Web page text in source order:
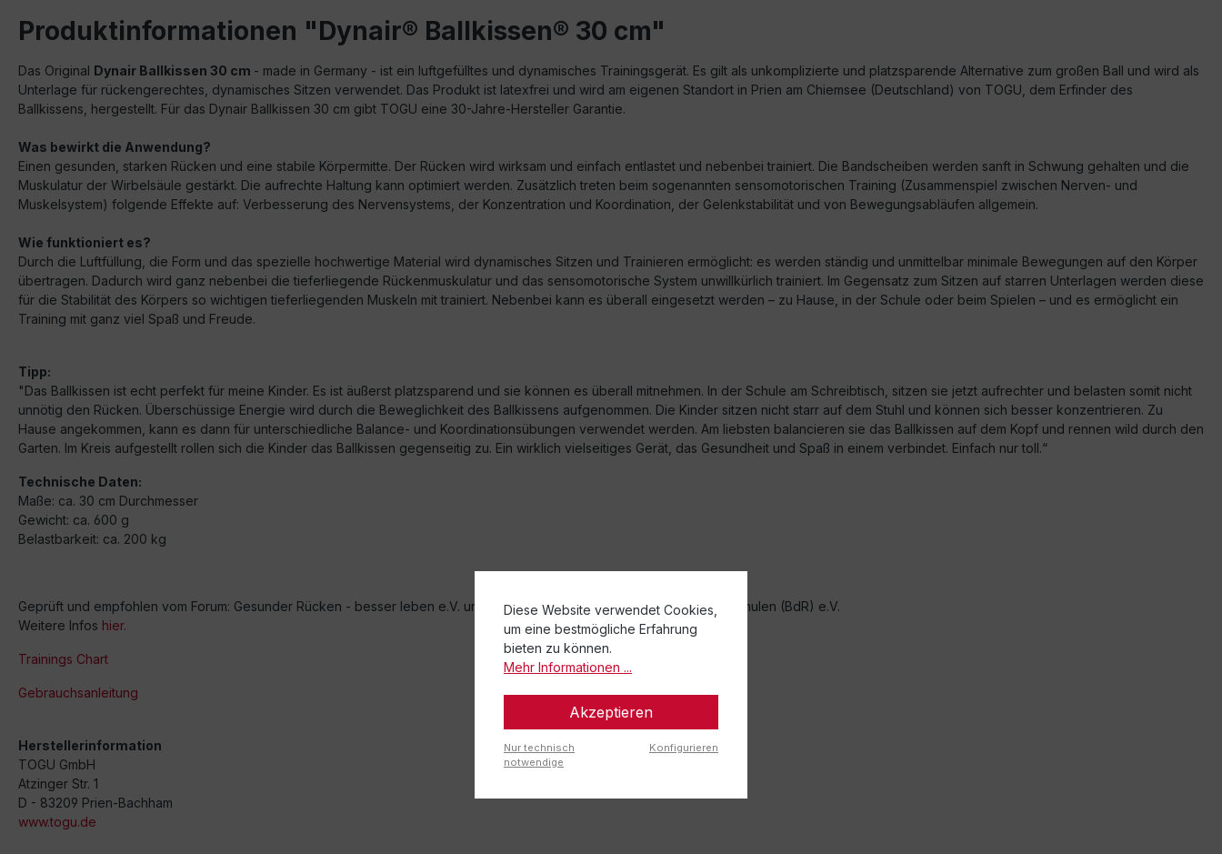
Produktinformationen "Dynair® Ballkissen® 30 cm"
Das Original Dynair Ballkissen 30 cm - made in Germany - ist ein luftgefülltes und dynamisches Trainingsgerät. Es gilt als unkomplizierte und platzsparende Alternative zum großen Ball und wird als
Unterlage für rückengerechtes, dynamisches Sitzen verwendet. Das Produkt ist latexfrei und wird am eigenen Standort in Prien am Chiemsee (Deutschland) von TOGU, dem Erfinder des
Ballkissens, hergestellt. Für das Dynair Ballkissen 30 cm gibt TOGU eine 30-Jahre-Hersteller Garantie.
Was bewirkt die Anwendung?
Einen gesunden, starken Rücken und eine stabile Körpermitte. Der Rücken wird wirksam und einfach entlastet und nebenbei trainiert. Die Bandscheiben werden sanft in Schwung gehalten und die
Muskulatur der Wirbelsäule gestärkt. Die aufrechte Haltung kann optimiert werden. Zusätzlich treten beim sogenannten sensomotorischen Training (Zusammenspiel zwischen Nerven- und
Muskelsystem) folgende Effekte auf: Verbesserung des Nervensystems, der Konzentration und Koordination, der Gelenkstabilität und von Bewegungsabläufen allgemein.
Wie funktioniert es?
Durch die Luftfüllung, die Form und das spezielle hochwertige Material wird dynamisches Sitzen und Trainieren ermöglicht: es werden ständig und unmittelbar minimale Bewegungen auf den Körper
übertragen. Dadurch wird ganz nebenbei die tieferliegende Rückenmuskulatur und das sensomotorische System unwillkürlich trainiert. Im Gegensatz zum Sitzen auf starren Unterlagen werden diese
für die Stabilität des Körpers so wichtigen tieferliegenden Muskeln mit trainiert. Nebenbei kann es überall eingesetzt werden – zu Hause, in der Schule oder beim Spielen – und es ermöglicht ein
Training mit ganz viel Spaß und Freude.
Tipp:
"Das Ballkissen ist echt perfekt für meine Kinder. Es ist äußerst platzsparend und sie können es überall mitnehmen. In der Schule am Schreibtisch, sitzen sie jetzt aufrechter und belasten somit nicht
unnötig den Rücken. Überschüssige Energie wird durch die Beweglichkeit des Ballkissens aufgenommen. Die Kinder sitzen nicht starr auf dem Stuhl und können sich besser konzentrieren. Zu
Hause angekommen, kann es dann für unterschiedliche Balance- und Koordinationsübungen verwendet werden. Am liebsten balancieren sie das Ballkissen auf dem Kopf und rennen wild durch den
Garten. Im Kreis aufgestellt rollen sich die Kinder das Ballkissen gegenseitig zu. Ein wirklich vielseitiges Gerät, das Gesundheit und Spaß in einem verbindet. Einfach nur toll.“
Technische Daten:
Maße: ca. 30 cm Durchmesser
Gewicht: ca. 600 g
Belastbarkeit: ca. 200 kg
Geprüft und empfohlen vom Forum: Gesunder Rücken - besser leben e.V. und dem Bundesverband deutscher Rückenschulen (BdR) e.V.
Weitere Infos hier.
Trainings Chart
Gebrauchsanleitung
Herstellerinformation
TOGU GmbH
Atzinger Str. 1
D - 83209 Prien-Bachham
www.togu.de
Diese Website verwendet Cookies,
um eine bestmögliche Erfahrung
bieten zu können.
Mehr Informationen ...
Akzeptieren
Nur technisch
notwendige
Konfigurieren